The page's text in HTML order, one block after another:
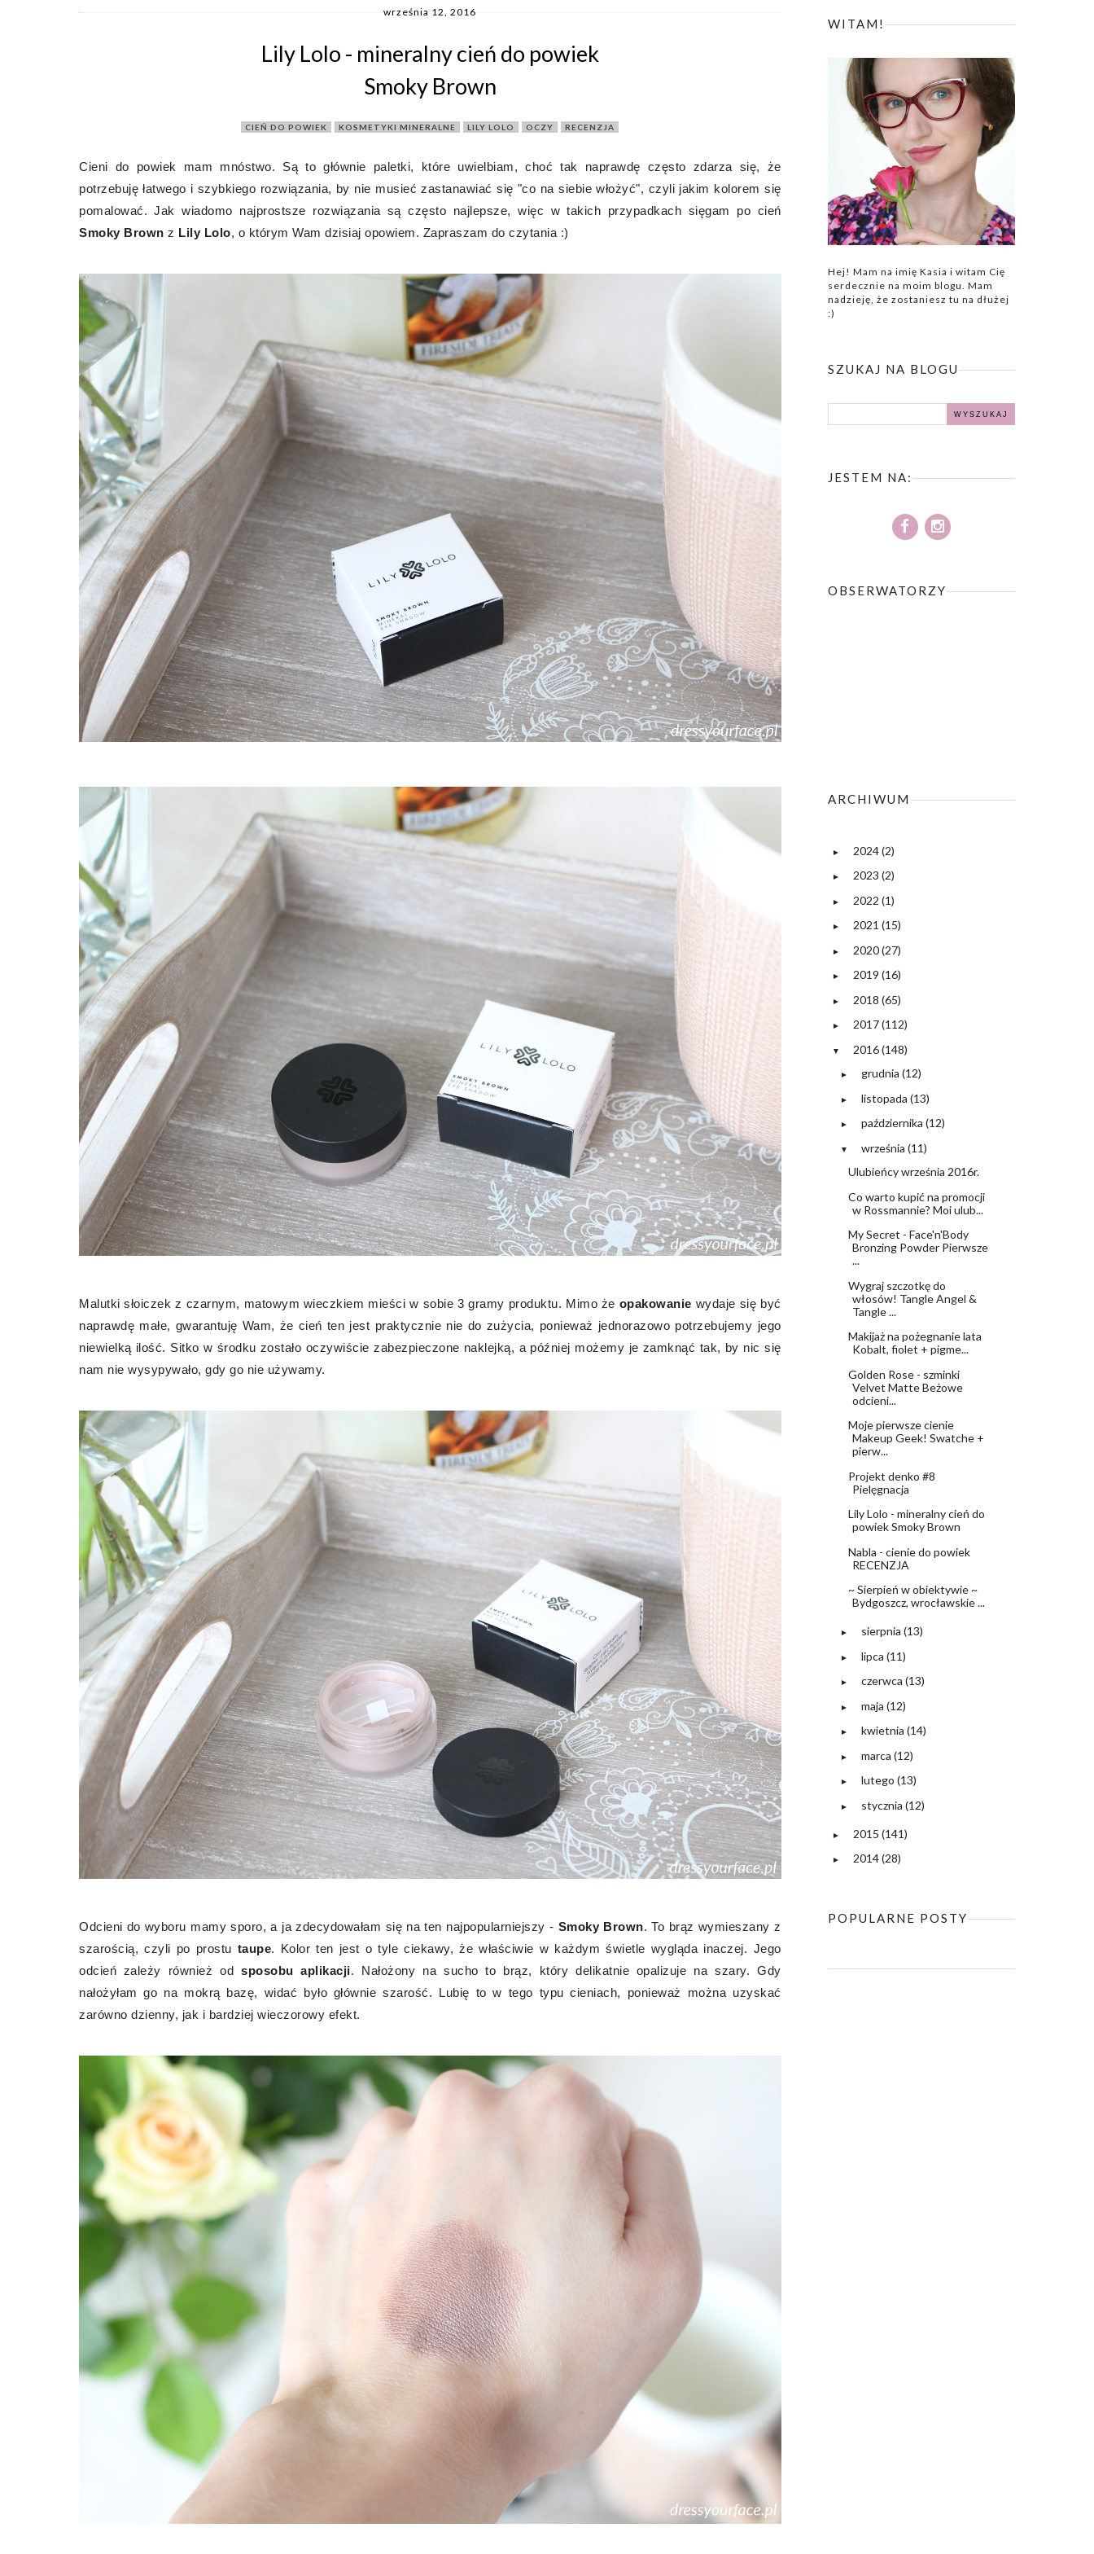
września 12, 2016
Lily Lolo - mineralny cień do powiek
Smoky Brown
CIEŃ DO POWIEK KOSMETYKI MINERALNE LILY LOLO OCZY RECENZJA
Cieni do powiek mam mnóstwo. Są to głównie paletki, które uwielbiam, choć tak naprawdę często zdarza się, że
potrzebuję łatwego i szybkiego rozwiązania, by nie musieć zastanawiać się "co na siebie włożyć", czyli jakim kolorem się
pomalować. Jak wiadomo najprostsze rozwiązania są często najlepsze, więc w takich przypadkach sięgam po cień
Smoky Brown z Lily Lolo, o którym Wam dzisiaj opowiem. Zapraszam do czytania :)
Malutki słoiczek z czarnym, matowym wieczkiem mieści w sobie 3 gramy produktu. Mimo że opakowanie wydaje się być
naprawdę małe, gwarantuję Wam, że cień ten jest praktycznie nie do zużycia, ponieważ jednorazowo potrzebujemy jego
niewielką ilość. Sitko w środku zostało oczywiście zabezpieczone naklejką, a później możemy je zamknąć tak, by nic się
nam nie wysypywało, gdy go nie używamy.
Odcieni do wyboru mamy sporo, a ja zdecydowałam się na ten najpopularniejszy - Smoky Brown. To brąz wymieszany z
szarością, czyli po prostu taupe. Kolor ten jest o tyle ciekawy, że właściwie w każdym świetle wygląda inaczej. Jego
odcień zależy również od sposobu aplikacji. Nałożony na sucho to brąz, który delikatnie opalizuje na szary. Gdy
nałożyłam go na mokrą bazę, widać było głównie szarość. Lubię to w tego typu cieniach, ponieważ można uzyskać
zarówno dzienny, jak i bardziej wieczorowy efekt.
WITAM!
Hej! Mam na imię Kasia i witam Cię
serdecznie na moim blogu. Mam
nadzieję, że zostaniesz tu na dłużej
:)
SZUKAJ NA BLOGU
JESTEM NA:
OBSERWATORZY
ARCHIWUM
► 2024(2)
► 2023 (2)
► 2022 (1)
► 2021 (15)
► 2020(27)
► 2019 (16)
► 2018 (65)
► 2017(112)
▼ 2016(148)
► grudnia (12)
► listopada (13)
► października (12)
▼ września (11)
Ulubieńcy września 2016r.
Co warto kupić na promocji
w Rossmannie? Moi ulub...
My Secret - Face'n'Body
Bronzing Powder Pierwsze
...
Wygraj szczotkę do
włosów! Tangle Angel &
Tangle ...
Makijaż na pożegnanie lata
Kobalt, fiolet + pigme...
Golden Rose - szminki
Velvet Matte Beżowe
odcieni...
Moje pierwsze cienie
Makeup Geek! Swatche +
pierw...
Projekt denko #8
Pielęgnacja
Lily Lolo - mineralny cień do
powiek Smoky Brown
Nabla - cienie do powiek
RECENZJA
~ Sierpień w obiektywie ~
Bydgoszcz, wrocławskie ...
► sierpnia (13)
► lipca (11)
► czerwca (13)
► maja (12)
► kwietnia (14)
► marca (12)
► lutego (13)
► stycznia (12)
► 2015 (141)
► 2014(28)
POPULARNE POSTY